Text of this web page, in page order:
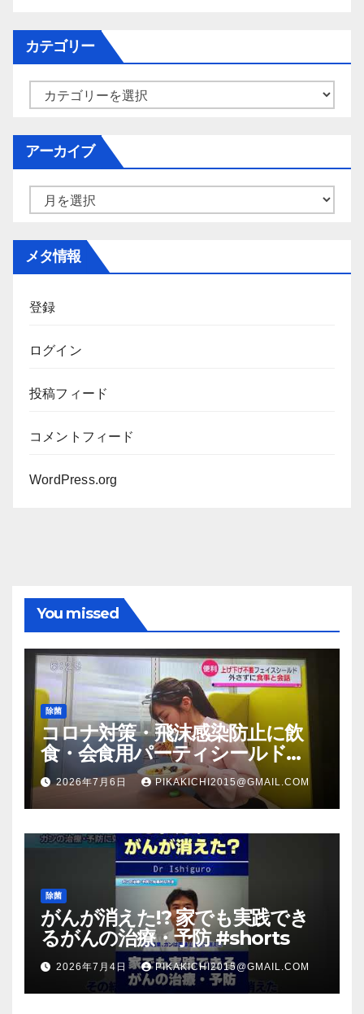
カテゴリー
ー
アーカイブ
メタ情報
登録
ログイン
投稿フィード
コメントフィード
WordPress.org
You missed
除菌
コロナ対策・飛沫感染防止に飲
食・会食用パーティシールド
（マスク会食代替品）ＦＢＣ福井
放送のＴＶ番組での紹介映像
2026年7月6日 PIKAKICHI2015@GMAIL.COM
除菌
がんが消えた!? 家でも実践でき
るがんの治療・予防 #shorts
2026年7月4日 PIKAKICHI2015@GMAIL.COM